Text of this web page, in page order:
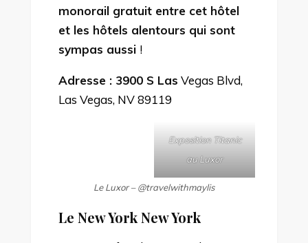
monorail gratuit entre cet hôtel
et les hôtels alentours qui sont
sympas aussi !
Adresse : 3900 S Las Vegas Blvd,
Las Vegas, NV 89119
Exposition Titanic
au Luxor
Le Luxor – @travelwithmaylis
Le New York New York